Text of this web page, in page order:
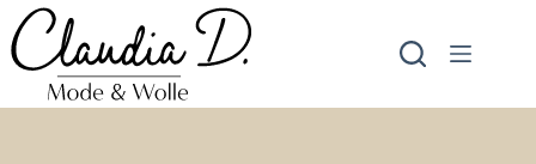
Zum
Inhalt
springen